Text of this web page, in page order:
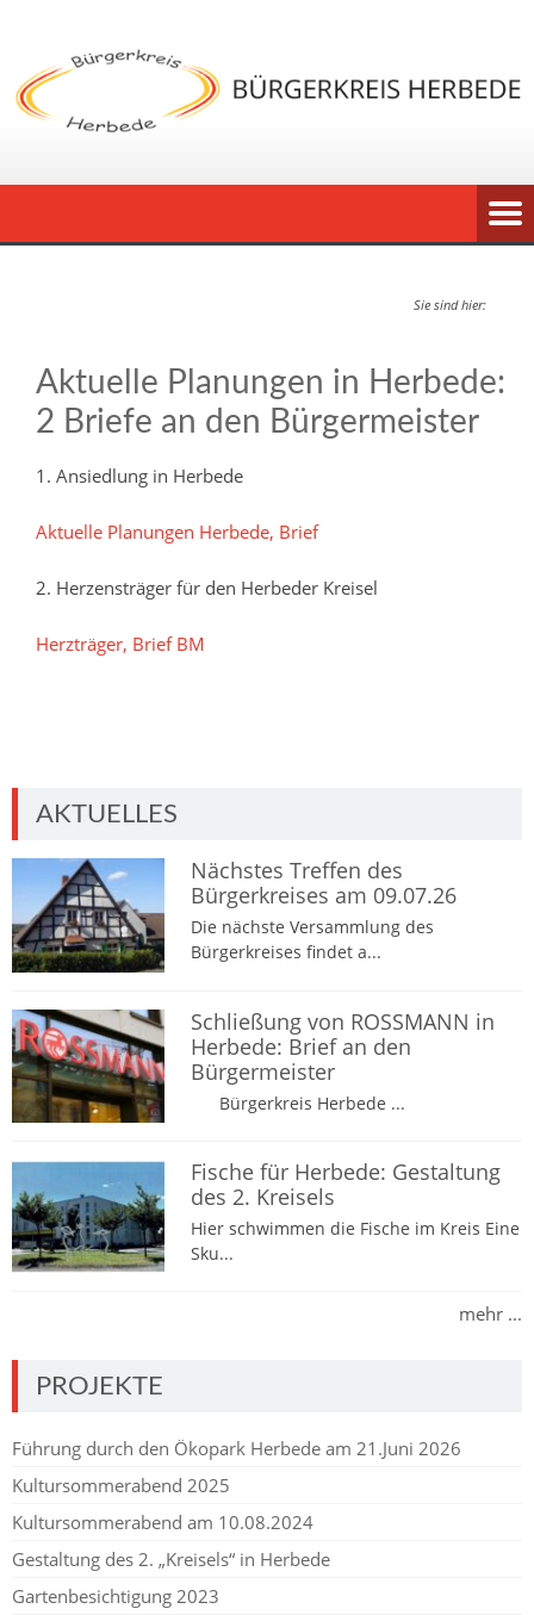
Sie sind hier:
Aktuelle Planungen in Herbede:
2 Briefe an den Bürgermeister
1. Ansiedlung in Herbede
Aktuelle Planungen Herbede, Brief
2. Herzensträger für den Herbeder Kreisel
Herzträger, Brief BM
AKTUELLES
Nächstes Treffen des
Bürgerkreises am 09.07.26
Die nächste Versammlung des
Bürgerkreises findet a...
Schließung von ROSSMANN in
Herbede: Brief an den
Bürgermeister
Bürgerkreis Herbede ...
Fische für Herbede: Gestaltung
des 2. Kreisels
Hier schwimmen die Fische im Kreis Eine
Sku...
mehr ...
PROJEKTE
Führung durch den Ökopark Herbede am 21.Juni 2026
Kultursommerabend 2025
Kultursommerabend am 10.08.2024
Gestaltung des 2. „Kreisels“ in Herbede
Gartenbesichtigung 2023